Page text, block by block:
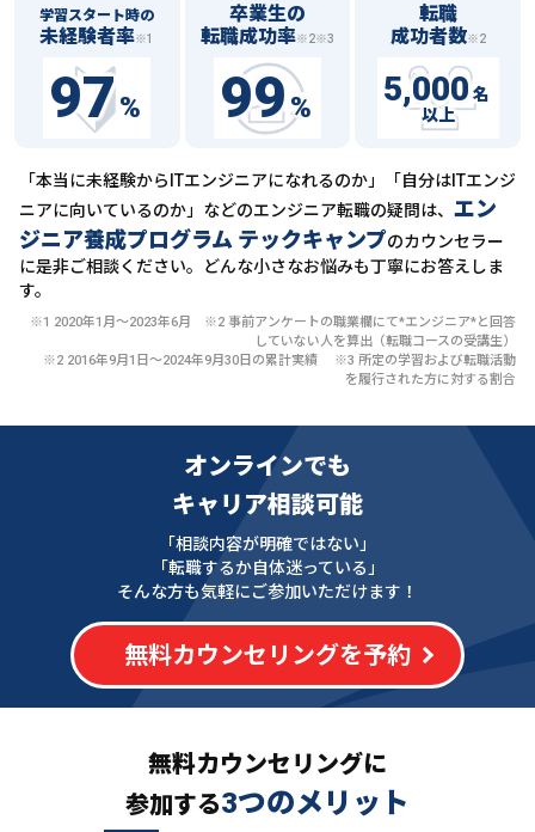
学習スタート時の
未経験者率※1
97%
卒業生の
転職成功率※2※3
99%
転職
成功者数※2
5,000 名
以上
「本当に未経験からITエンジニアになれるのか」「自分はITエンジ
ニアに向いているのか」などのエンジニア転職の疑問は、 エン
ジニア養成プログラム テックキャンプのカウンセラー
に是非ご相談ください。どんな小さなお悩みも丁寧にお答えしま
す。
※1 2020年1月〜2023年6月 ※2 事前アンケートの職業欄にて*エンジニア*と回答
していない人を算出（転職コースの受講生）
※2 2016年9月1日〜2024年9月30日の累計実績 ※3 所定の学習および転職活動
を履行された方に対する割合
オンラインでも
キャリア相談可能
「相談内容が明確ではない」
「転職するか自体迷っている」
そんな方も気軽にご参加いただけます！
無料カウンセリングを予約
無料カウンセリングに
参加する3つのメリット